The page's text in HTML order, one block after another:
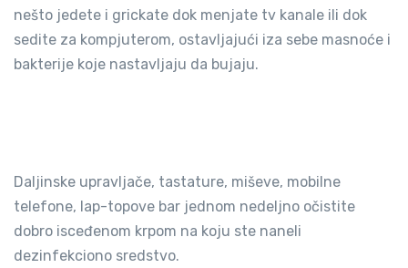
nešto jedete i grickate dok menjate tv kanale ili dok
sedite za kompjuterom, ostavljajući iza sebe masnoće i
bakterije koje nastavljaju da bujaju.
Daljinske upravljače, tastature, miševe, mobilne
telefone, lap-topove bar jednom nedeljno očistite
dobro isceđenom krpom na koju ste naneli
dezinfekciono sredstvo.